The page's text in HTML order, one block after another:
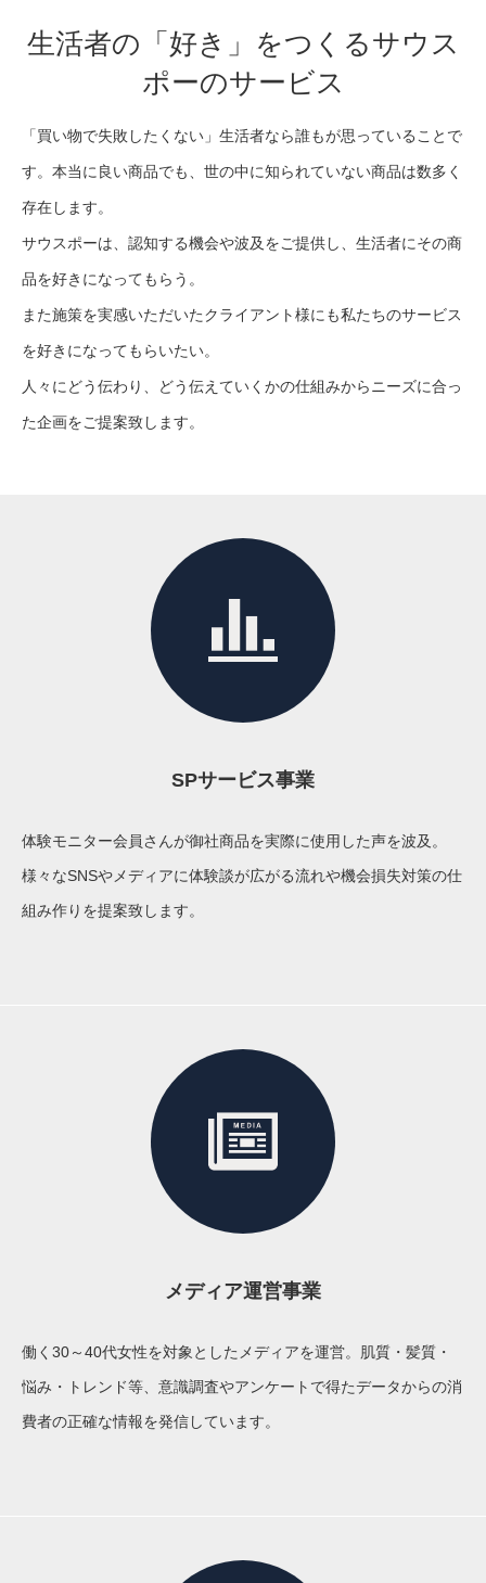
生活者の「好き」をつくるサウス
ポーのサービス
「買い物で失敗したくない」生活者なら誰もが思っていることで
す。本当に良い商品でも、世の中に知られていない商品は数多く
存在します。
サウスポーは、認知する機会や波及をご提供し、生活者にその商
品を好きになってもらう。
また施策を実感いただいたクライアント様にも私たちのサービス
を好きになってもらいたい。
人々にどう伝わり、どう伝えていくかの仕組みからニーズに合っ
た企画をご提案致します。
SPサービス事業
体験モニター会員さんが御社商品を実際に使用した声を波及。
様々なSNSやメディアに体験談が広がる流れや機会損失対策の仕
組み作りを提案致します。
メディア運営事業
働く30～40代女性を対象としたメディアを運営。肌質・髪質・
悩み・トレンド等、意識調査やアンケートで得たデータからの消
費者の正確な情報を発信しています。